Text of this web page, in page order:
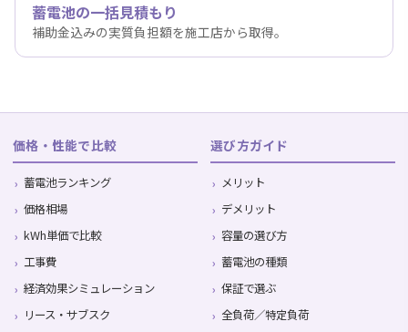
蓄電池の一括見積もり
補助金込みの実質負担額を施工店から取得。
価格・性能で比較
蓄電池ランキング
価格相場
kWh単価で比較
工事費
経済効果シミュレーション
リース・サブスク
選び方ガイド
メリット
デメリット
容量の選び方
蓄電池の種類
保証で選ぶ
全負荷／特定負荷